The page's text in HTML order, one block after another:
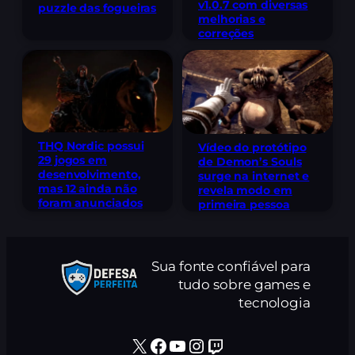
puzzle das fogueiras
v1.0.7 com diversas
melhorias e
correções
THQ Nordic possui
29 jogos em
desenvolvimento,
mas 12 ainda não
foram anunciados
Vídeo do protótipo
de Demon’s Souls
surge na internet e
revela modo em
primeira pessoa
Sua fonte confiável para
tudo sobre games e
tecnologia
X Facebook Youtube Instagram Twitch